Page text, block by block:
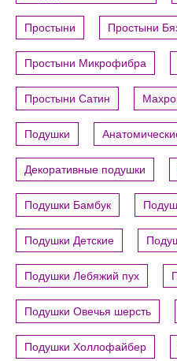
Простыни Простыни
Простыни Микрофибра
Простыни Сатин
Подушки
Декоративные подушки
Подушки Бамбук
Подушки Детские
Подушки Лебяжий пух
Подушки Овечья шерсть
Подушки Холлофайбер